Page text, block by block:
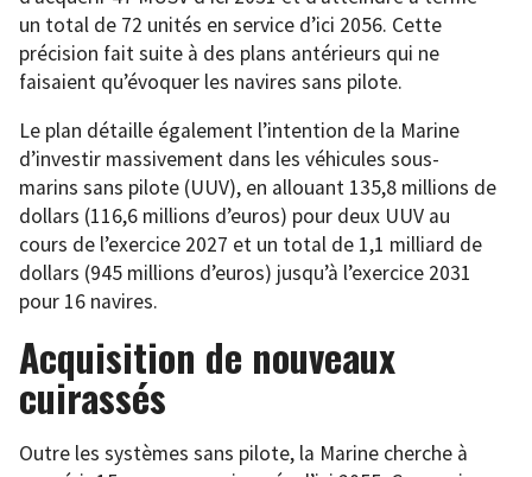
un total de 72 unités en service d’ici 2056. Cette
précision fait suite à des plans antérieurs qui ne
faisaient qu’évoquer les navires sans pilote.
Le plan détaille également l’intention de la Marine
d’investir massivement dans les véhicules sous-
marins sans pilote (UUV), en allouant 135,8 millions de
dollars (116,6 millions d’euros) pour deux UUV au
cours de l’exercice 2027 et un total de 1,1 milliard de
dollars (945 millions d’euros) jusqu’à l’exercice 2031
pour 16 navires.
Acquisition de nouveaux
cuirassés
Outre les systèmes sans pilote, la Marine cherche à